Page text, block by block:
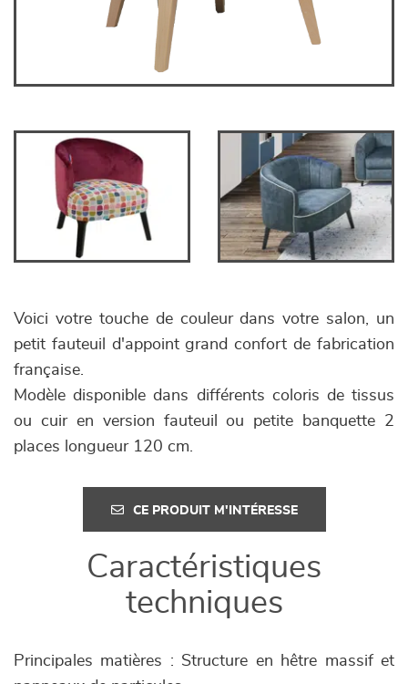
Voici votre touche de couleur dans votre salon, un
petit fauteuil d'appoint grand confort de fabrication
française.
Modèle disponible dans différents coloris de tissus
ou cuir en version fauteuil ou petite banquette 2
places longueur 120 cm.
CE PRODUIT M'INTÉRESSE
Caractéristiques
techniques
Principales matières : Structure en hêtre massif et